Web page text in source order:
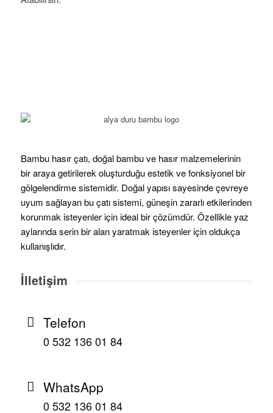
Bambu hasır çatı, doğal bambu ve hasır malzemelerinin
bir araya getirilerek oluşturduğu estetik ve fonksiyonel bir
gölgelendirme sistemidir. Doğal yapısı sayesinde çevreye
uyum sağlayan bu çatı sistemi, güneşin zararlı etkilerinden
korunmak isteyenler için ideal bir çözümdür. Özellikle yaz
aylarında serin bir alan yaratmak isteyenler için oldukça
kullanışlıdır.
İlletişim
Telefon
0 532 136 01 84
WhatsApp
0 532 136 01 84